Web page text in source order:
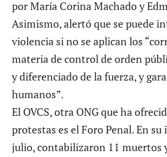
Asimismo, alertó que se puede
violencia si no se aplican los
materia de control de orden
y diferenciado de la fuerza, y
humanos”.
El OVCS, otra ONG que ha
protestas es el Foro Penal. En
julio, contabilizaron 11 muertos